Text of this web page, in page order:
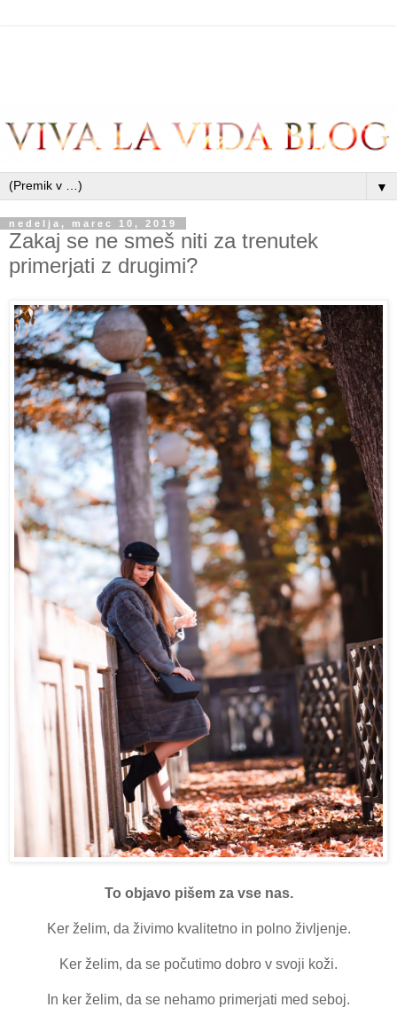
▼
nedelja, marec 10, 2019
Zakaj se ne smeš niti za trenutek
primerjati z drugimi?
To objavo pišem za vse nas.
Ker želim, da živimo kvalitetno in polno življenje.
Ker želim, da se počutimo dobro v svoji koži.
In ker želim, da se nehamo primerjati med seboj.